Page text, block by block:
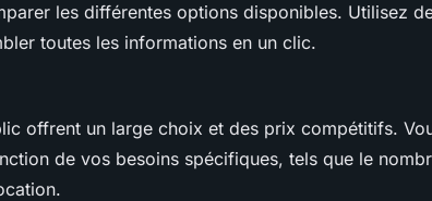
les différentes options disponibles. Utilisez
toutes les informations en un clic.
offrent un large choix et des prix compétitifs.
de vos besoins spécifiques, tels que le